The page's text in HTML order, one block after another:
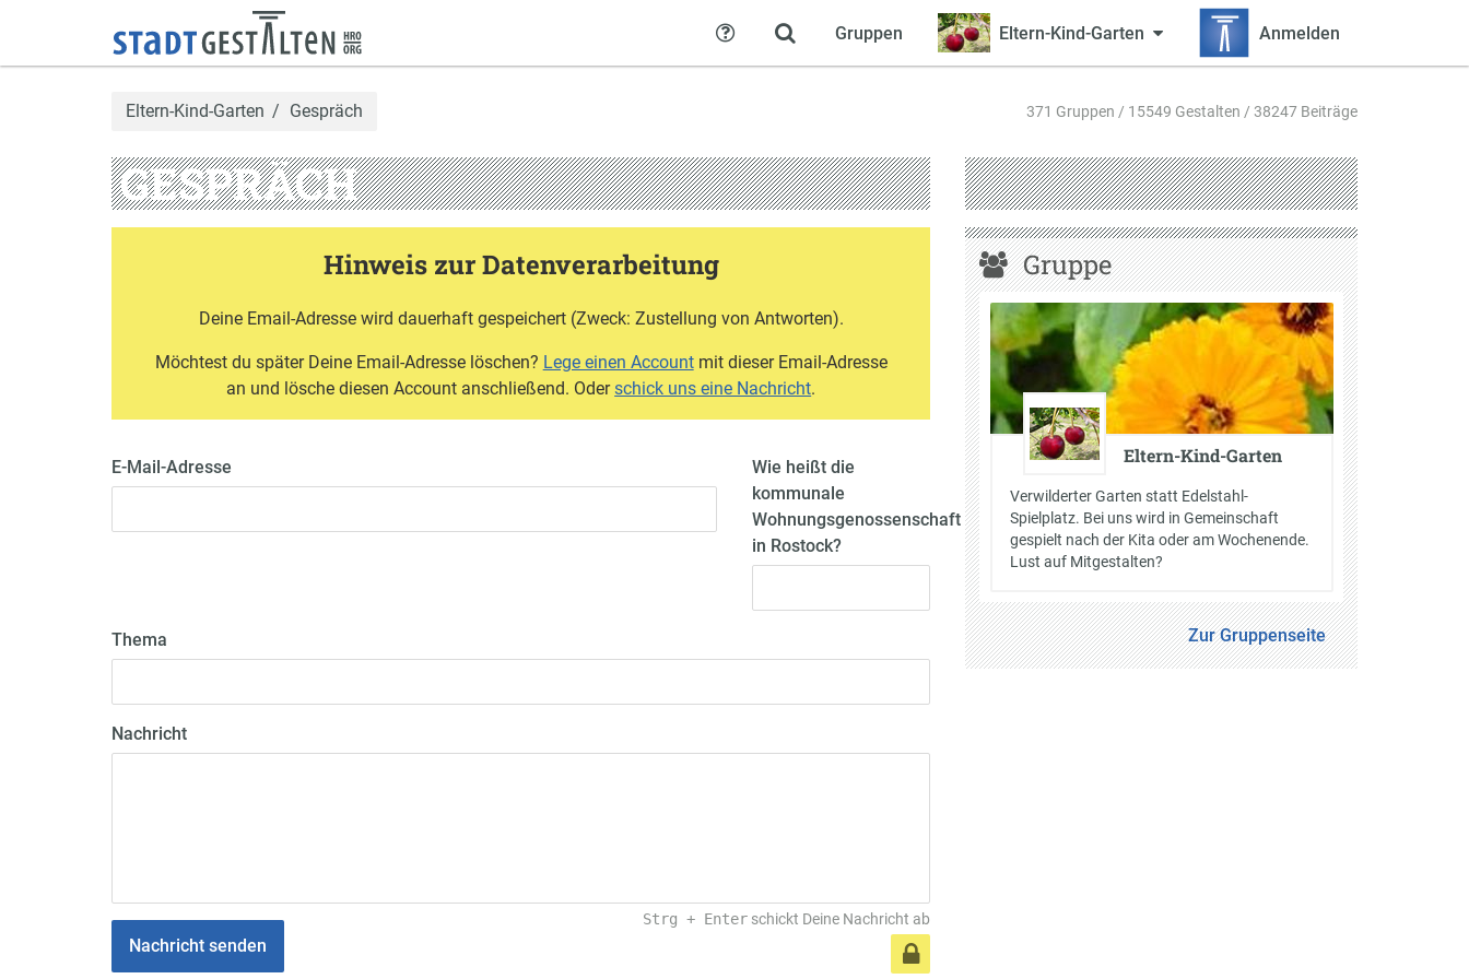
Gruppen Eltern-Kind-Garten Anmelden
Hilfe
Eltern-Kind-Garten Gespräch 371 Gruppen / 15549 Gestalten / 38247 Beiträge
GESPRÄCH
Hinweis zur Datenverarbeitung
Deine Email-Adresse wird dauerhaft gespeichert (Zweck: Zustellung von Antworten).
Möchtest du später Deine Email-Adresse löschen? Lege einen Accountmit dieser Email-Adresse
an und lösche diesen Account anschließend. Oderschick uns eine Nachricht.
E-Mail-Adresse
Wie heißt die
kommunale
Wohnungsgenossenschaft
in Rostock?
Thema
Nachricht
Strg + Enter schickt Deine Nachricht ab
Nachricht senden
Gruppe
Eltern-Kind-Garten
Verwilderter Garten statt Edelstahl-
Spielplatz. Bei uns wird in Gemeinschaft
gespielt nach der Kita oder am Wochenende.
Lust auf Mitgestalten?
Zur Gruppenseite